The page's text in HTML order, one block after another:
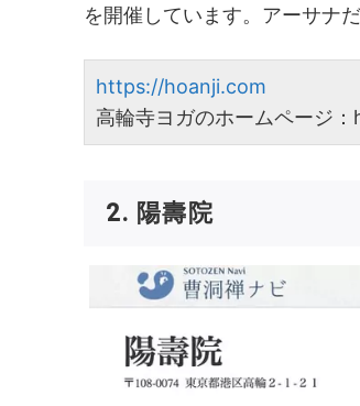
を開催しています。アーサナ
https://hoanji.com
高輪寺ヨガのホームページ
2. 陽壽院